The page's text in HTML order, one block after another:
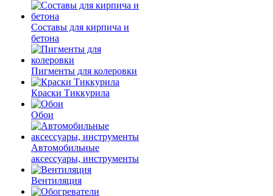
Составы для кирпича и
бетона
Пигменты для колеровки
Краски Тиккурила
Обои
Автомобильные
аксессуары, инструменты
Вентиляция